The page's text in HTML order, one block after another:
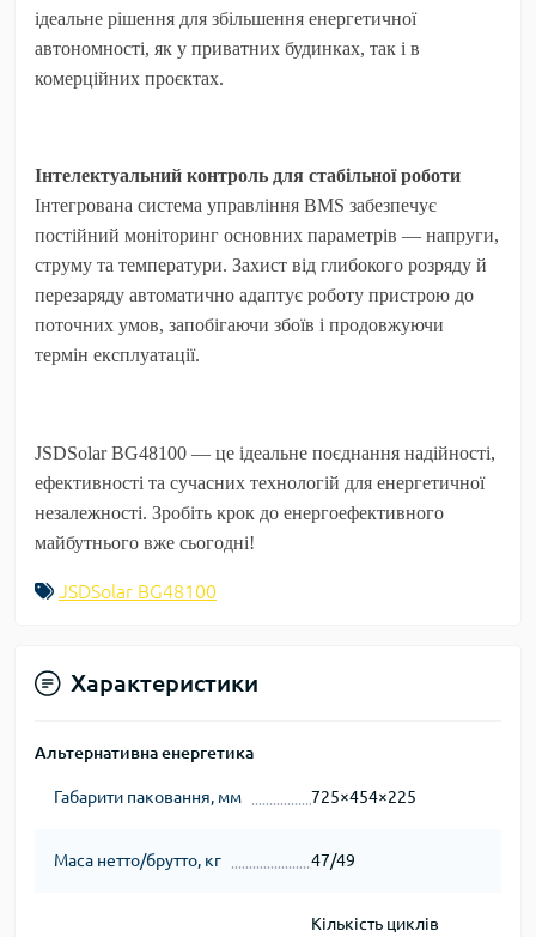
ідеальне рішення для збільшення енергетичної
автономності, як у приватних будинках, так і в
комерційних проєктах.
Інтелектуальний контроль для стабільної роботи
Інтегрована система управління BMS забезпечує
постійний моніторинг основних параметрів — напруги,
струму та температури. Захист від глибокого розряду й
перезаряду автоматично адаптує роботу пристрою до
поточних умов, запобігаючи збоїв і продовжуючи
термін експлуатації.
JSDSolar BG48100 — це ідеальне поєднання надійності,
ефективності та сучасних технологій для енергетичної
незалежності. Зробіть крок до енергоефективного
майбутнього вже сьогодні!
JSDSolar BG48100
Характеристики
Альтернативна енергетика
Габарити паковання, мм 725×454×225
Маса нетто/брутто, кг 47/49
Кількість циклів